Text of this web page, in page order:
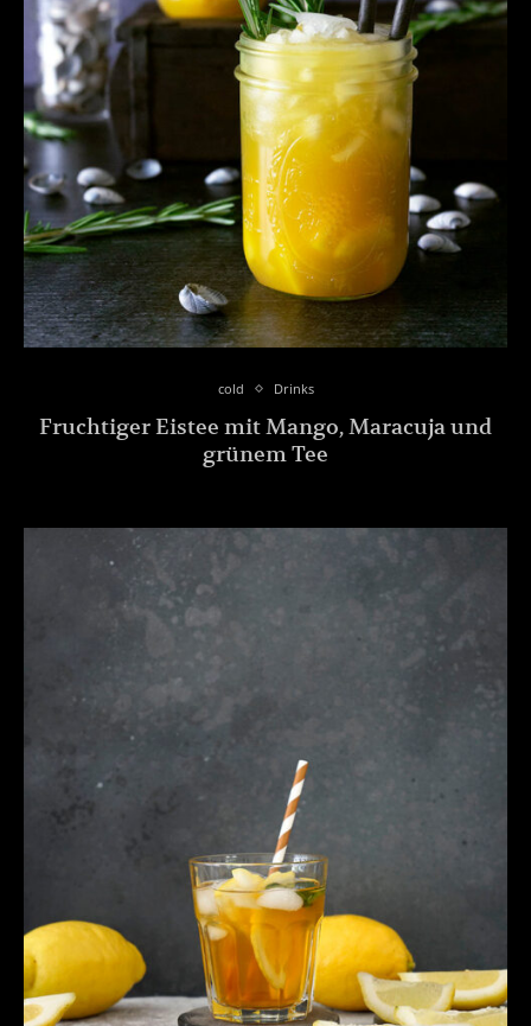
cold Drinks
Fruchtiger Eistee mit Mango, Maracuja und
grünem Tee